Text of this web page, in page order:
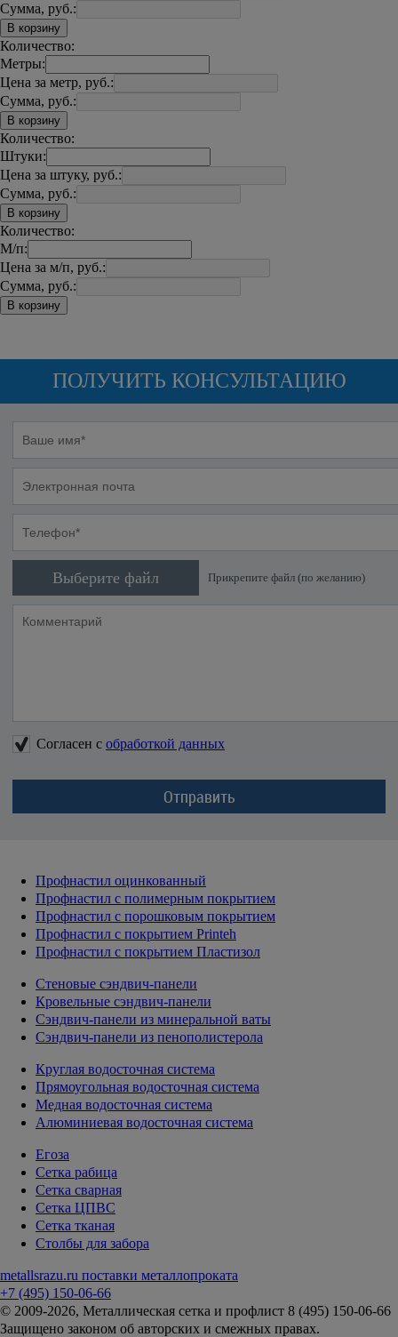
Сумма, руб.:
В корзину
Количество:
Метры:
Цена за метр, руб.:
Сумма, руб.:
В корзину
Количество:
Штуки:
Цена за штуку, руб.:
Сумма, руб.:
В корзину
Количество:
М/п:
Цена за м/п, руб.:
Сумма, руб.:
В корзину
ПОЛУЧИТЬ КОНСУЛЬТАЦИЮ
Выберите файл Прикрепите файл (по желанию)
Согласен с обработкой данных
Профнастил оцинкованный
Профнастил с полимерным покрытием
Профнастил с порошковым покрытием
Профнастил с покрытием Printeh
Профнастил с покрытием Пластизол
Стеновые сэндвич-панели
Кровельные сэндвич-панели
Сэндвич-панели из минеральной ваты
Сэндвич-панели из пенополистерола
Круглая водосточная система
Прямоугольная водосточная система
Медная водосточная система
Алюминиевая водосточная система
Егоза
Сетка рабица
Сетка сварная
Сетка ЦПВС
Сетка тканая
Столбы для забора
metallsrazu.ru поставки металлопроката
+7 (495) 150-06-66
© 2009-2026, Металлическая сетка и профлист 8 (495) 150-06-66
Защищено законом об авторских и смежных правах.